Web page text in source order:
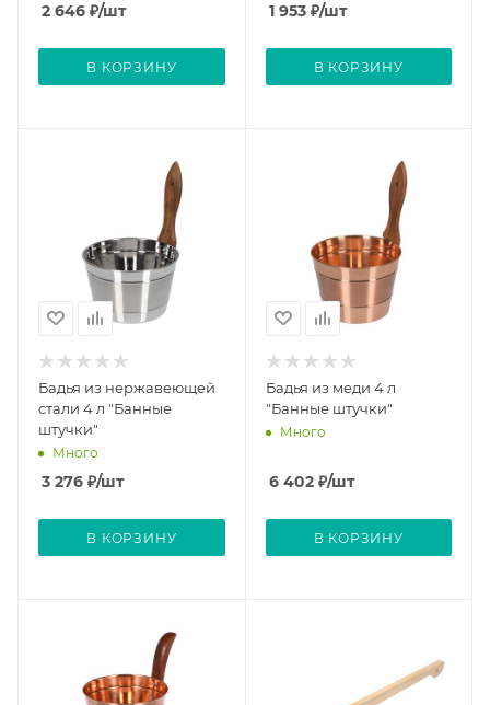
2 646 ₽/шт
В КОРЗИНУ
1 953₽/шт
В КОРЗИНУ
Бадья из нержавеющей
стали 4 л "Банные
штучки"
Много
3 276 ₽/шт
В КОРЗИНУ
Бадья из меди 4 л
"Банные штучки"
Много
6 402₽/шт
В КОРЗИНУ